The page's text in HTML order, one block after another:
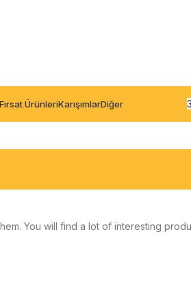
Fırsat ÜrünleriKarışımlarDiğer
You will find a lot of interesting